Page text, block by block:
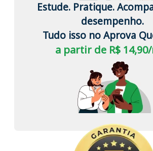
Estude. Pratique.
desempenho.
Tudo isso no Aprova
a partir de R$